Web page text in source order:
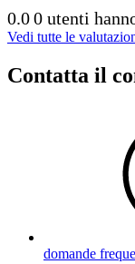
0.00 utenti
Vedi tutte le
Contatta il
domande